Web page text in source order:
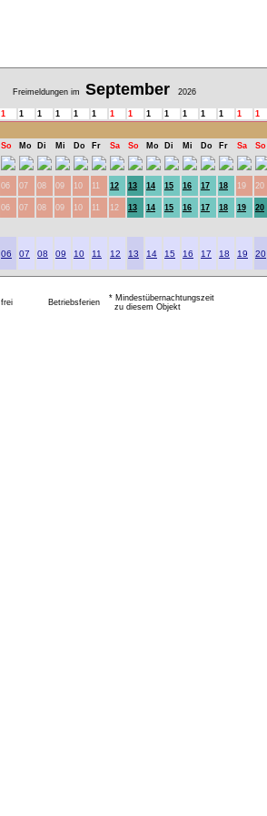
Freimeldungen im September 2026
1 1 1 1 1 1 1 1 1 1 1 1 1 1 1
So Mo Di Mi Do Fr Sa So Mo Di Mi Do Fr Sa So
06 07 08 09 10 11 12 13 14 15 16 17 18 19
20
06 07 08 09 10 11 12 13 14 15 16 17 18 19 20
06 07 08 09 10 11 12 13 14 15 16 17 18 19 20
frei Betriebsferien
* Mindestübernachtungszeit
zu diesem Objekt